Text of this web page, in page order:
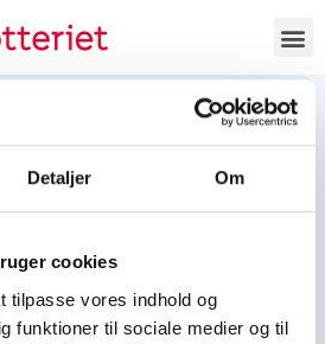
Detaljer Om
cookies
tilpasse vores indhold og
funktioner til sociale medier og til
penge og støt
Tjen penge til:
FDF’ere, m.fl.